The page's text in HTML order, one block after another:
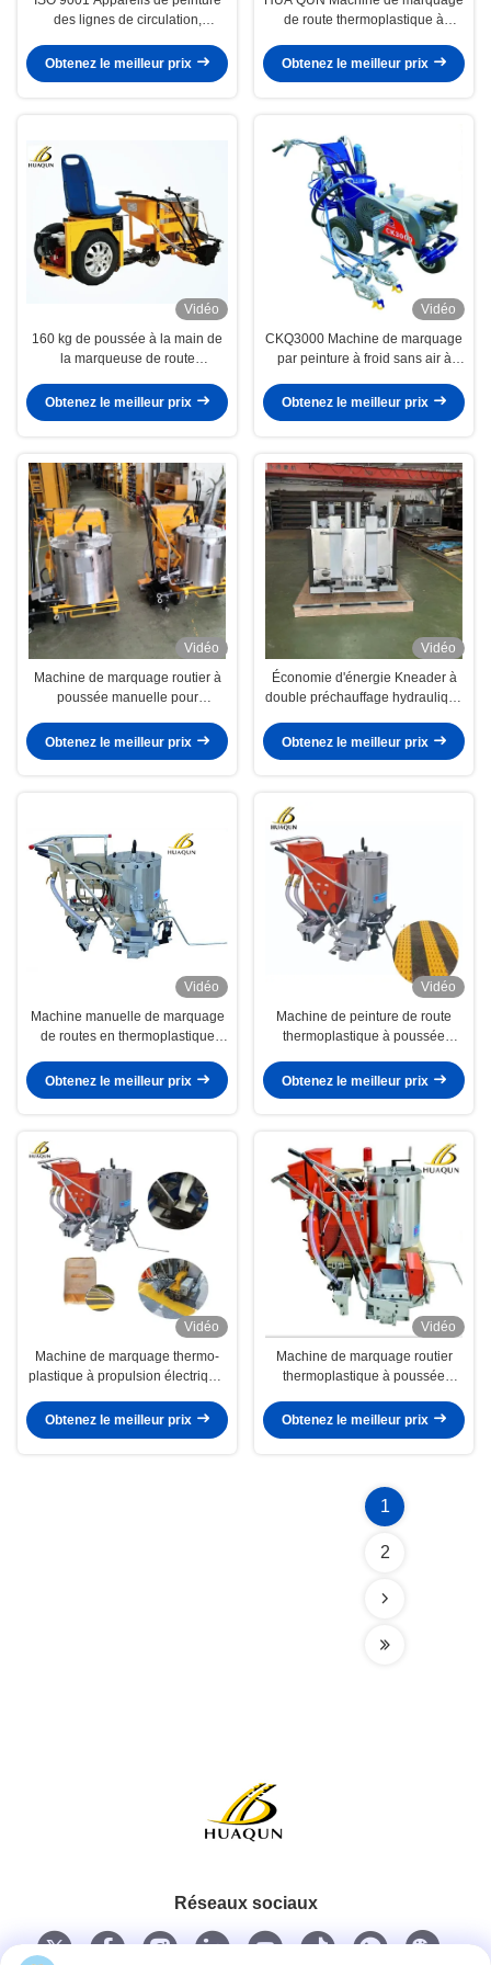
des lignes de circulation,
revêtement de sol en
Obtenez le meilleur prix
de route thermoplastique à
l'élimination des déchets
Obtenez le meilleur prix
Vidéo
160 kg de poussée à la main de
la marqueuse de route
conducteur
Obtenez le meilleur prix
Vidéo
CKQ3000 Machine de marquage
par peinture à froid sans air à
marquage par pulvérisation à
froid
Obtenez le meilleur prix
Vidéo
Machine de marquage routier à
poussée manuelle pour
thermoplastique
Obtenez le meilleur prix
Vidéo
Économie d'énergie Kneader à
double préchauffage hydraulique
de poudre thermoplastique
Obtenez le meilleur prix
Vidéo
Machine manuelle de marquage
de routes en thermoplastique
de perles de verre réglable
Obtenez le meilleur prix
Vidéo
Machine de peinture de route
thermoplastique à poussée
de route avec distributeur
réglable
Obtenez le meilleur prix
Vidéo
Machine de marquage thermo-
plastique à propulsion électrique,
manuel des lignes routières
Obtenez le meilleur prix
Vidéo
Machine de marquage routier
thermoplastique à poussée
pour les marquages de
Obtenez le meilleur prix
1
2
Réseaux sociaux